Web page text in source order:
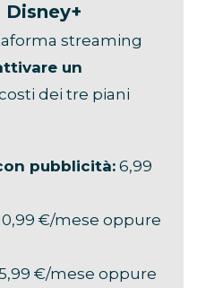
streaming
un
dei tre piani
pubblicità:6,99
€/mese oppure
€/mese oppure